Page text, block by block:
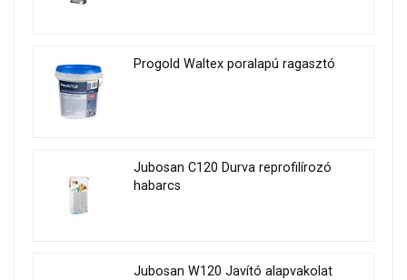
Progold Waltex poralapú ragasztó
Jubosan C120 Durva reprofilírozó
habarcs
Jubosan W120 Javító alapvakolat